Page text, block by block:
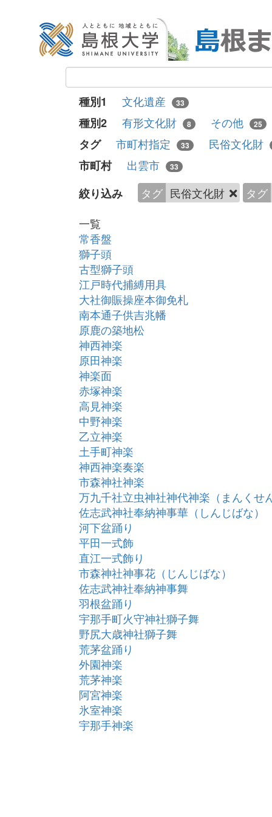
種別1 文化遺産 33
種別2 有形文化財 8 その他 25
タグ 市町村指定 33
民俗文化財
市町村
出雲市 33
絞り込み タグ 民俗文化財
タグ
一覧
常香盤
獅子頭
古型獅子頭
江戸時代捕縛用具
大社御賑操座本御免札
南本通子供吉兆幡
原鹿の築地松
神西神楽
原田神楽
神楽面
赤塚神楽
高見神楽
中野神楽
乙立神楽
土手町神楽
神西神楽奏楽
市森神社神楽
万九千社立虫神社神代神楽（まんくせ
佐志武神社奉納神事華（しんじばな）
河下盆踊り
平田一式飾
直江一式飾り
市森神社神事花（じんじばな）
佐志武神社奉納神事舞
羽根盆踊り
宇那手町火守神社獅子舞
野尻大歳神社獅子舞
荒茅盆踊り
外園神楽
荒茅神楽
阿宮神楽
氷室神楽
宇那手神楽